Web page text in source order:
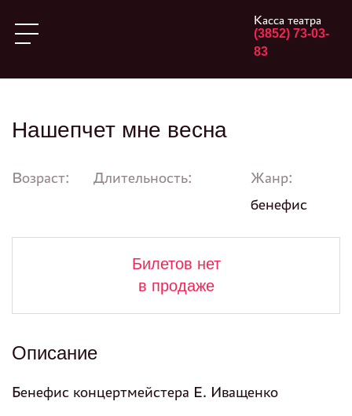
Касса театра
(3852) 73-03-
83
Нашепчет мне весна
Возраст: Длительность:
Жанр:
бенефис
Билетов нет
в продаже
Описание
Бенефис концертмейстера Е. Иващенко